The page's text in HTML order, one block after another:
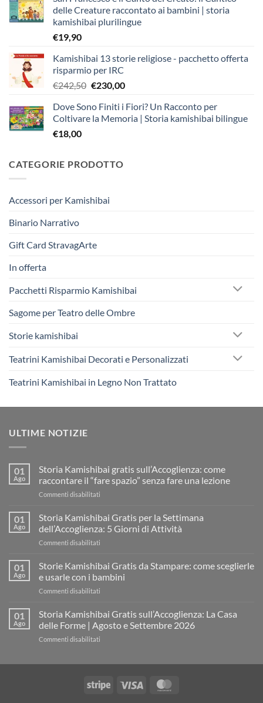
delle Creature raccontato ai bambini | storia
kamishibai plurilingue
€19,90
Kamishibai 13 storie religiose - pacchetto offerta
risparmio per IRC
€242,50 Il
originale
era:
€230,00Il
attuale
è:
Dove Sono Finiti i Fiori? Un Racconto per
Coltivare la Memoria | Storia kamishibai bilingue
€18,00
CATEGORIE PRODOTTO
Accessori per Kamishibai
Binario Narrativo
Gift Card StravagArte
In offerta
Pacchetti Risparmio Kamishibai
Sagome per Teatro delle Ombre
Storie kamishibai
Teatrini Kamishibai Decorati e Personalizzati
Teatrini Kamishibai in Legno Non Trattato
ULTIME NOTIZIE
01
Ago
Storia Kamishibai gratis sull’Accoglienza: come
raccontare il “fare spazio” senza fare una lezione
Commenti disabilitati
Kamishibai
gratis
sull’Accoglienza:
il
“fare
una
lezione
01
Ago
Storia Kamishibai Gratis per la Settimana
dell’Accoglienza: 5 Giorni di Attività
Commenti disabilitati
Kamishibai
Gratis
per
dell’Accoglienza:
Giorni
01
Ago
Storie Kamishibai Gratis da Stampare: come sceglierle
e usarle con i bambini
Commenti disabilitati
Kamishibai
Gratis
da
usarle
con
01
Ago
Storia Kamishibai Gratis sull’Accoglienza: La Casa
delle Forme | Agosto e Settembre 2026
Commenti disabilitati
La Stripe Visa